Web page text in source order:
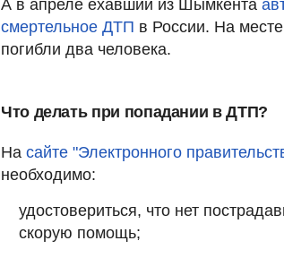
А в апреле ехавший из Шымкента
смертельное ДТП в России. На
погибли два человека.
Что делать при попадании в ДТП?
На сайте "Электронного
необходимо:
удостовериться, что нет
скорую помощь;